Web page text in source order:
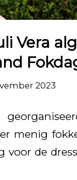
Vera
2023
menig
voor de